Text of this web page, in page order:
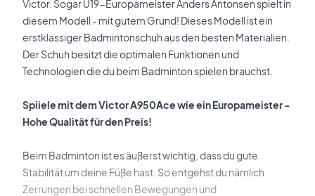
Victor. Sogar U19-Europameister Anders Antonsen spielt in
diesem Modell - mit gutem Grund! Dieses Modell ist ein
erstklassiger Badmintonschuh aus den besten Materialien.
Der Schuh besitzt die optimalen Funktionen und
Technologien die du beim Badminton spielen brauchst.
Spiiele mit dem Victor A950Ace wie ein Europameister -
Hohe Qualität für den Preis!
Beim Badminton ist es äußerst wichtig, dass du gute
Stabilität um deine Füße hast. So entgehst du nämlich
Zerrungen bei schnellen Bewegungen und